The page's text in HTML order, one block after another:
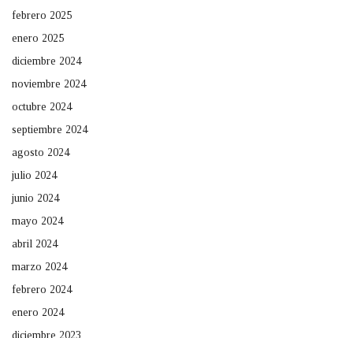
febrero 2025
enero 2025
diciembre 2024
noviembre 2024
octubre 2024
septiembre 2024
agosto 2024
julio 2024
junio 2024
mayo 2024
abril 2024
marzo 2024
febrero 2024
enero 2024
diciembre 2023